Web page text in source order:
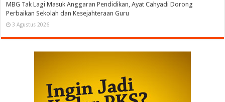
MBG Tak Lagi Masuk Anggaran Pendidikan, Ayat Cahyadi Dorong
Perbaikan Sekolah dan Kesejahteraan Guru
3 Agustus 2026